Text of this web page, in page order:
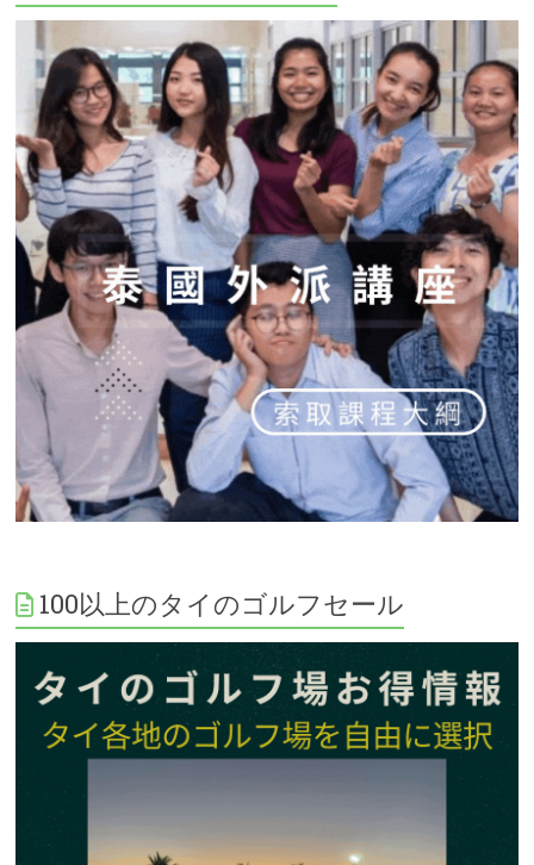
100以上のタイのゴルフセール